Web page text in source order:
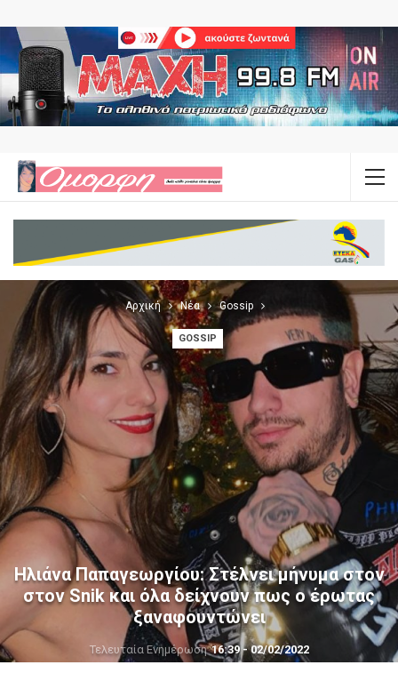
Αρχική Νέα Gossip
GOSSIP
Ηλιάνα Παπαγεωργίου: Στέλνει μήνυμα στον
στον Snik και όλα δείχνουν πως ο έρωτας
ξαναφουντώνει
Τελευταία Ενημέρωση16:39 - 02/02/2022